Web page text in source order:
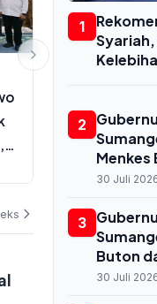
per Gram Hari
Terdongkrak
1
Syariah,
2
Menkes
di
untuk
30 Juli
3
Buton
30 Juli